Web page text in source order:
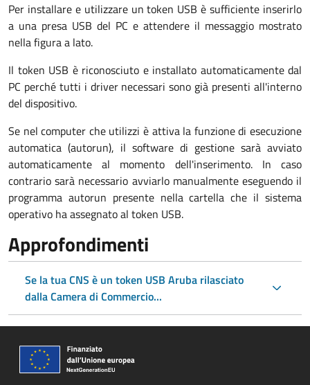
Per installare e utilizzare un token USB è sufficiente inserirlo
a una presa USB del PC e attendere il messaggio mostrato
nella figura a lato.
Il token USB è riconosciuto e installato automaticamente dal
PC perché tutti i driver necessari sono già presenti all'interno
del dispositivo.
Se nel computer che utilizzi è attiva la funzione di esecuzione
automatica (autorun), il software di gestione sarà avviato
automaticamente al momento dell'inserimento. In caso
contrario sarà necessario avviarlo manualmente eseguendo il
programma autorun presente nella cartella che il sistema
operativo ha assegnato al token USB.
Approfondimenti
Se la tua CNS è un token USB Aruba rilasciato
dalla Camera di Commercio...